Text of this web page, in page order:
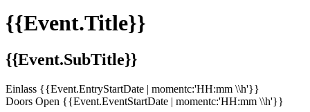
{{Event.Title}}
{{Event.SubTitle}}
Einlass {{Event.EntryStartDate | momentc:'HH:mm \\h'}}
Doors Open {{Event.EventStartDate | momentc:'HH:mm \\h'}}